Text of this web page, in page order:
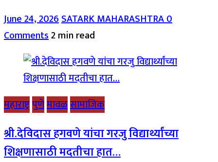
June 24, 2026SATARK MAHARASHTRA0
Comments2 min read
महाराष्ट्रपुणेमावळसामाजिक
श्री.देविदास हगवणे यांचा गरजु विद्यार्थ्यांच्या
शिक्षणासाठी मदतीचा हात…